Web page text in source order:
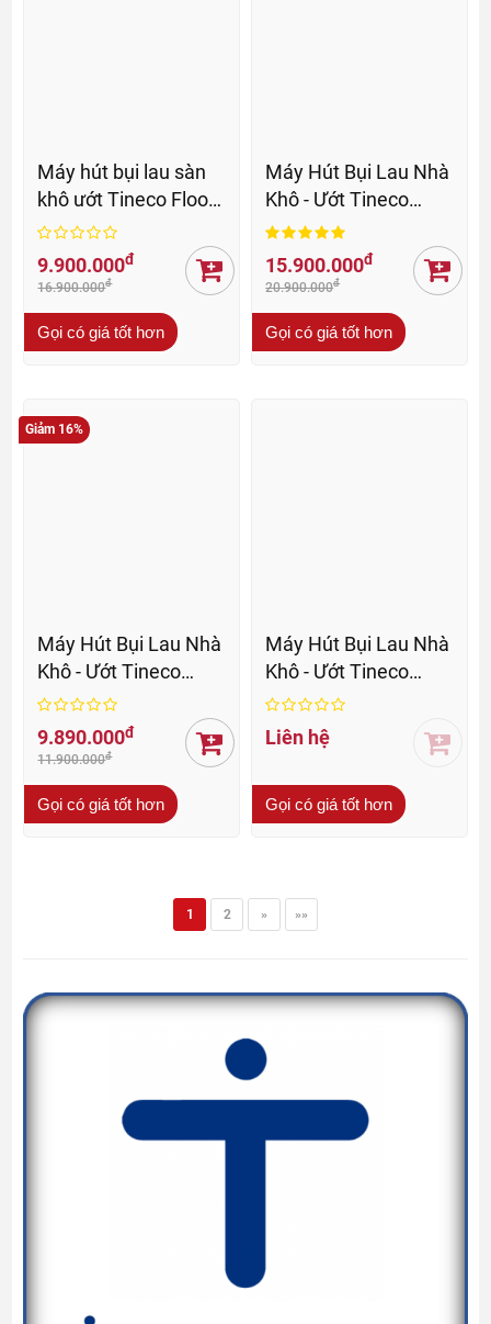
Máy hút bụi lau sàn
khô ướt Tineco Floor
One S9 Artist Prime
9.900.000đ
16.900.000đ
Gọi có giá tốt hơn
Máy Hút Bụi Lau Nhà
Khô - Ướt Tineco
Floor One Station S9
Artist - BH 24 Th
15.900.000đ
20.900.000đ
Gọi có giá tốt hơn
Giảm 16%
Máy Hút Bụi Lau Nhà
Khô - Ướt Tineco
FLOOR ONE S7 Max
Pro - BH 24Th
9.890.000đ
11.900.000đ
Gọi có giá tốt hơn
Máy Hút Bụi Lau Nhà
Khô - Ướt Tineco
FLOOR ONE S7
Master - BH 24Th
Liên hệ
Gọi có giá tốt hơn
1 2 » »»